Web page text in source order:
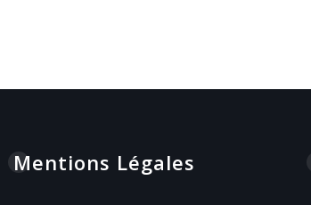
Mentions Légales